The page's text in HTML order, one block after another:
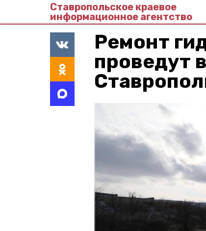
Ставропольское краевое
информационное агентство
Ремонт
проведут